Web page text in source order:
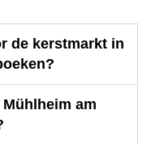
de kerstmarkt in
am